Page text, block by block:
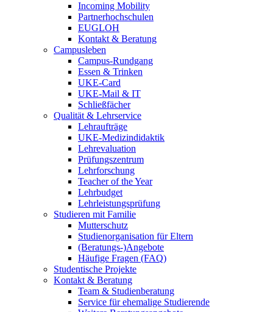
Incoming Mobility
Partnerhochschulen
EUGLOH
Kontakt & Beratung
Campusleben
Campus-Rundgang
Essen & Trinken
UKE-Card
UKE-Mail & IT
Schließfächer
Qualität & Lehrservice
Lehraufträge
UKE-Medizindidaktik
Lehrevaluation
Prüfungszentrum
Lehrforschung
Teacher of the Year
Lehrbudget
Lehrleistungsprüfung
Studieren mit Familie
Mutterschutz
Studienorganisation für Eltern
(Beratungs-)Angebote
Häufige Fragen (FAQ)
Studentische Projekte
Kontakt & Beratung
Team & Studienberatung
Service für ehemalige Studierende